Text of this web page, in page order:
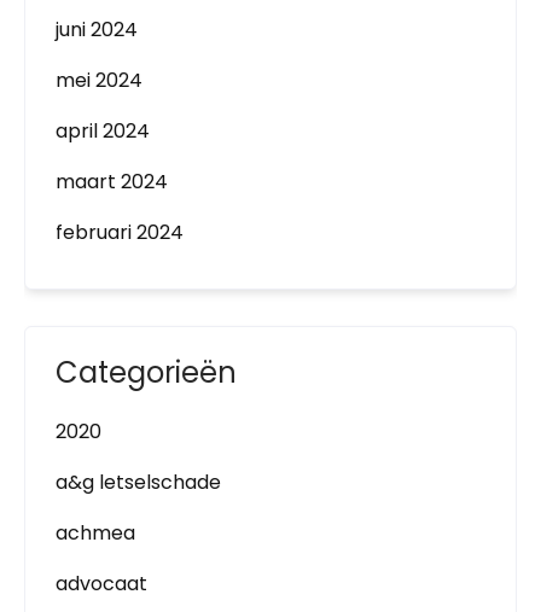
juni 2024
mei 2024
april 2024
maart 2024
februari 2024
Categorieën
2020
a&g letselschade
achmea
advocaat